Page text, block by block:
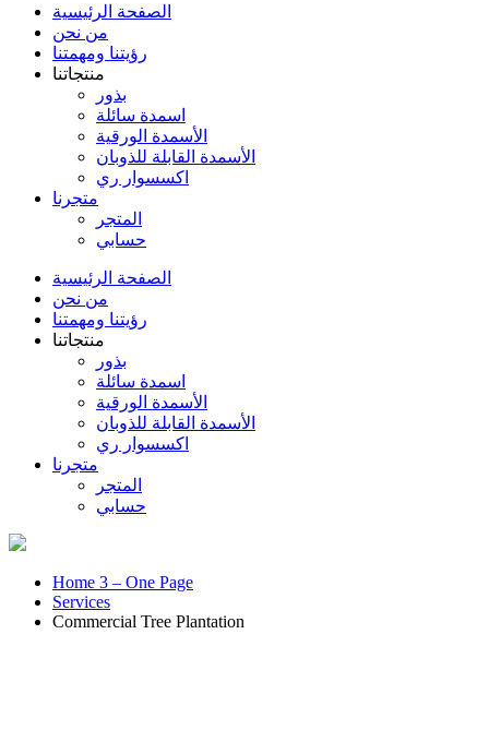
الصفحة الرئيسية
من نحن
رؤيتنا ومهمتنا
منتجاتنا
بذور
اسمدة سائلة
الأسمدة الورقية
الأسمدة القابلة للذوبان
اكسسوار ري
متجرنا
المتجر
حسابي
الصفحة الرئيسية
من نحن
رؤيتنا ومهمتنا
منتجاتنا
بذور
اسمدة سائلة
الأسمدة الورقية
الأسمدة القابلة للذوبان
اكسسوار ري
متجرنا
المتجر
حسابي
Home 3 – One Page
Services
Commercial Tree Plantation